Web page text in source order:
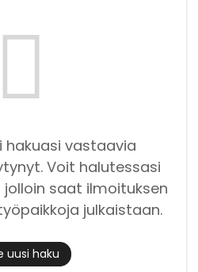
vastaavia
Voit halutessasi
saat ilmoituksen
julkaistaan.
uusi haku